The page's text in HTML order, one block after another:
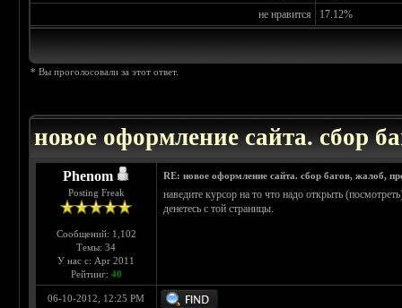
не нравится
17.12%
* Вы проголосовали за этот ответ.
новое оформление сайта. сбор
Phenom
Posting Freak
Сообщений: 1,102
Темы: 34
У нас с: Apr 2011
Рейтинг: 40
RE: новое оформление сайта. сбор багов, жалоб,
наведите курсор на то что надо открыть
денетесь с той страницы.
06-10-2012, 12:25 PM